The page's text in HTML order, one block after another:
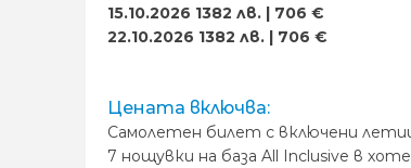
15.10.2026 1382 лв. | 706 €
22.10.2026 1382 лв. | 706 €
Цената включва:
Самолетен билет с включени
7 нощувки на база All Inclusive в